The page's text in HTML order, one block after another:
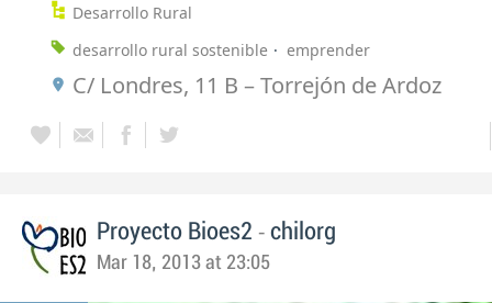
Desarrollo Rural
desarrollo rural sostenible
emprender
C/ Londres, 11 B – Torrejón de Ardoz
Proyecto Bioes2 - chilorg
Mar 18, 2013 at 23:05